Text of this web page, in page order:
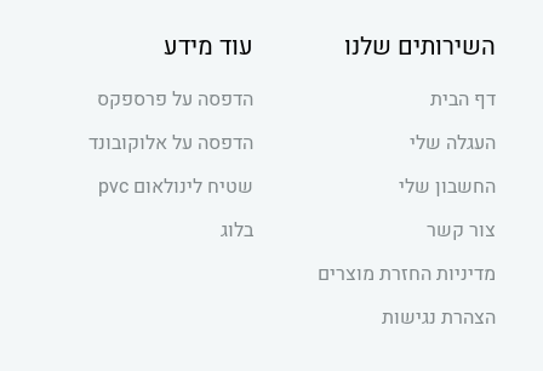
השירותים שלנו
דף הבית
העגלה שלי
החשבון שלי
צור קשר
מדיניות החזרת מוצרים
הצהרת נגישות
עוד מידע
הדפסה על פרספקס
הדפסה על אלוקובונד
שטיח לינולאום pvc
בלוג